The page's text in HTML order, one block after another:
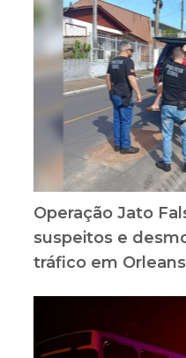
Operação Jato
suspeitos e
tráfico em Orleans